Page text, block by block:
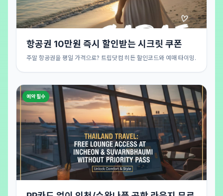
항공권 10만원 즉시 할인받는 시크릿 쿠폰
주말 항공권을 평일 가격으로? 트립닷컴 히든 할인코드와 예매 타이밍.
예약 필수